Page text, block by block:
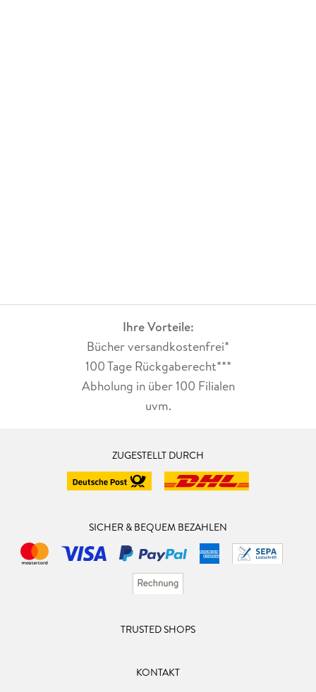
Ihre Vorteile:
Bücher versandkostenfrei*
100 Tage Rückgaberecht***
Abholung in über 100 Filialen
uvm.
ZUGESTELLT DURCH
SICHER & BEQUEM BEZAHLEN
TRUSTED SHOPS
KONTAKT